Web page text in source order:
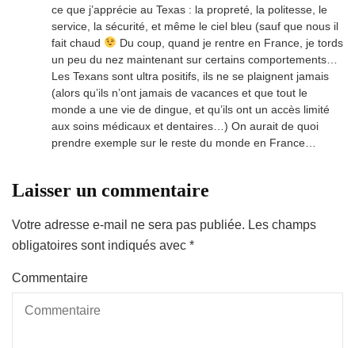
ce que j’apprécie au Texas : la propreté, la politesse, le
service, la sécurité, et même le ciel bleu (sauf que nous il
fait chaud
Du coup, quand je rentre en France, je tords
un peu du nez maintenant sur certains comportements…
Les Texans sont ultra positifs, ils ne se plaignent jamais
(alors qu’ils n’ont jamais de vacances et que tout le
monde a une vie de dingue, et qu’ils ont un accès limité
aux soins médicaux et dentaires…) On aurait de quoi
prendre exemple sur le reste du monde en France…
Laisser un commentaire
Votre adresse e-mail ne sera pas publiée. Les champs
obligatoires sont indiqués avec *
Commentaire